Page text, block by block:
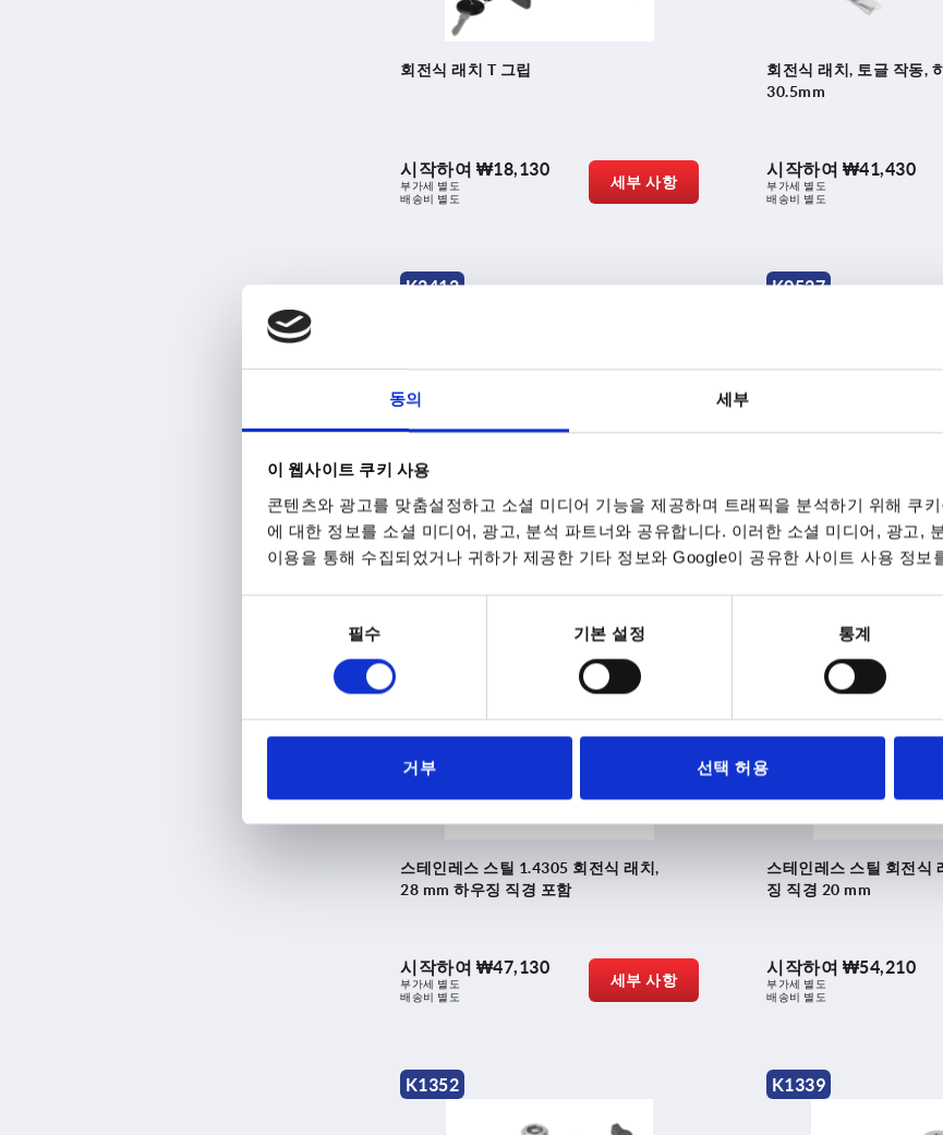
동의 세부
이 웹사이트 쿠키 사용
콘텐츠와 광고를 맞춤설정하고 소셜 미디어 기능을 제공하며 트래픽을 분석하기 위해 쿠
에 대한 정보를 소셜 미디어, 광고, 분석 파트너와 공유합니다. 이러한 소셜 미디어, 광고,
이용을 통해 수집되었거나 귀하가 제공한 기타 정보와 Google이 공유한 사이트 사용 정보
필수 기본 설정 통계
거부 선택 허용
회전식 래치 T 그립
시작하여 ₩18,130
부가세 별도
배송비 별도
세부 사항
회전식 래치, 토글 작동,
30.5mm
시작하여 ₩41,430
부가세 별도
배송비 별도
K2412
회전식 래치, 아연 L-그립, 하우징 직경
시작하여 ₩22,380
배송비 별도
K0527
시작하여₩19,540
배송비 별도
스테인레스 스틸 1.4305 회전식 래치,
28 mm 하우징 직경 포함
시작하여 ₩47,130
부가세 별도
배송비 별도
세부 사항
K1360
스테인레스 스틸 회전식
징 직경 20 mm
시작하여 ₩54,210
부가세 별도
배송비 별도
K1352 K1339